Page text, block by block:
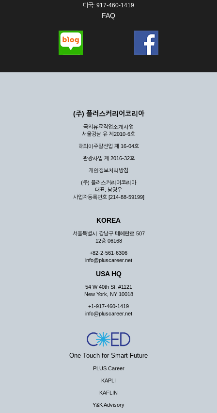
미국: 917-460-1419
FAQ
(주) 플러스커리어코리아
국외유료직업소개사업
서울강남 유 제2010-6호
해외이주알선업 제 16-04호
관광사업 제 2016-32호
개인정보처리방침
(주) 플러스커리어코리아
대표: 남광우
사업자등록번호 [214-88-59199]
KOREA
서울특별시 강남구 테헤란로 507
12층 06168
+82-2-561-6306
info@pluscareer.net
USA HQ
54 W 40th St. #1121
New York, NY 10018
+1-917-460-1419
info@pluscareer.net
One Touch for Smart Future
PLUS Career
KAPLI
KAFLIN
Y&K Advisory